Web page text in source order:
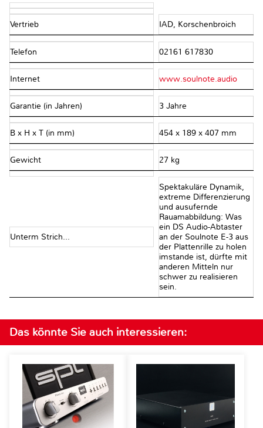
Vertrieb IAD, Korschenbroich
Telefon 02161 617830
Internet www.soulnote.audio
Garantie (in Jahren) 3 Jahre
B x H x T (in mm) 454 x 189 x 407 mm
Gewicht 27 kg
Unterm Strich...
Spektakuläre Dynamik,
extreme Differenzierung
und ausufernde
Rauamabbildung: Was
ein DS Audio-Abtaster
an der Soulnote E-3 aus
der Plattenrille zu holen
imstande ist, dürfte mit
anderen Mitteln nur
schwer zu realisieren
sein.
Das könnte Sie auch interessieren: